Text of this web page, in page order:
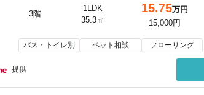
3階
1LDK
35.3㎡
15.75万円
15,000円
バス・トイレ別 ペット相談 フローリング
提供